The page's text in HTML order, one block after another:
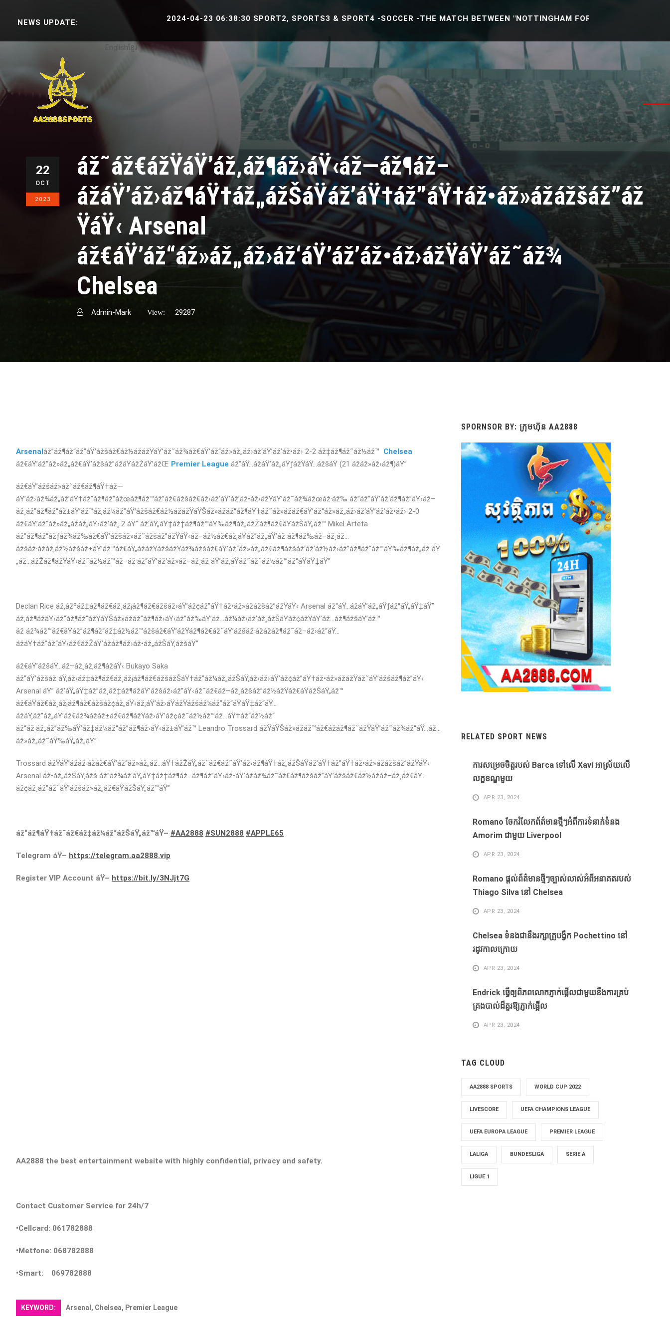
NEWS UPDATE: 2024-04-23 06:38:30 SPORT2, SPORTS3 & SPORT4 -SOCCER -THE MATCH BETWEEN "NOTTINGHAM FOREST U21 -VS- READING
Englishខ្មែរ
22
OCT
2023
áž˜áž€ážŸáŸ’áž‚áž¶áž›áŸ‹áž—áž¶áž–
ážáŸ’áž›áž¶áŸ†áž„ážŠáŸáž’áŸ†áž”áŸ†áž•áž»ážážšáž”áž
ŸáŸ‹ Arsenal
áž€áŸ’áž“áž»áž„áž›áž‘áŸ’áž’áž•áž›ážŸáŸ’áž˜áž¾
Chelsea
Admin-Mark View: 29287
Arsenaláž”áž¶áž“áž”áŸ’ážšáž€áž½ážážŸáŸ’áž˜áž¾áž€áŸ’áž“áž»áž„áž›áž‘áŸ’áž’áž•áž› 2-2 áž‡áž¶áž˜áž½áž™ Chelsea
áž€áŸ’áž“áž»áž„áž€áŸ’ážšáž”ážáŸážŽáŸ’ážŒ Premier League áž“áŸ…ážáŸ’áž„áŸƒážŸáŸ…ážšáŸ (21 ážáž»áž›áž¶)áŸ”
áž€áŸ’ážšáž»áž˜áž€áž¶áŸ†áž—
áŸ’áž›áž¾áž„áž’áŸ†áž”áž¶áž“ážœáž¶áž™áž”áž€ážšáž€áž›áž‘áŸ’áž’áž•áž›ážŸáŸ’áž˜áž¾ážœáž·áž‰ áž”áž“áŸ’áž‘áž¶áž”áŸ‹áž–
áž¸áž”áž¶áž“áž±áŸ’áž™áž‚áž¼áž”áŸ’ážšáž€áž½ážážŸáŸŠáž»ážáž“áž¶áŸ†áž˜áž»ážáž€áŸ’áž“áž»áž„áž›áž‘áŸ’áž’áž•áž› 2-0
áž€áŸ’áž“áž»áž„ážáž„áŸ‹áž‘áž¸ 2 áŸ” áž‘áŸ„áŸ‡áž‡áž¶áž™áŸ‰áž¶áž„ážŽáž¶áž€áŸážŠáŸ„áž™ Mikel Arteta
áž”áž¶áž“ážƒáž¾áž‰áž€áŸ’ážšáž»áž˜ážšáž”ážŸáŸ‹áž–áž½áž€áž‚áŸáž”áž„áŸ’áž áž¶áž‰áž–áž¸áž…
ážšáž·ážáž‚áž½ážšáž±áŸ’áž™áž€áŸ„ážážŸážšážŸáž¾ážšáž€áŸ’áž“áž»áž„áž€áž¶ážšáž‘áž‘áž½áž›áž”áž¶áž“áž™áŸ‰áž¶áž„áž áŸ
„áž…ážŽáž¶ážŸáŸ‹áž˜áž½áž™áž–áž·áž“áŸ’áž‘áž»áž–áž¸áž áŸ’áž‚áŸáž˜áž˜áž½áž™áž“áŸáŸ‡áŸ”
Declan Rice áž‚ážºáž‡áž¶áž€áž¸áž¡áž¶áž€ážšáž›áŸ’áž¢áž”áŸ†áž•áž»ážážšáž”ážŸáŸ‹ Arsenal áž“áŸ…ážáŸ’áž„áŸƒáž“áŸ„áŸ‡áŸ”
áž‚áž¶ážáŸ‹áž”áž¶áž“ážŸáŸŠáž»ážáž”áž¶áž›áŸ‹áž”áž‰áŸ’áž…áž¼áž›áž‘áž¸ážŠáŸáž¢ážŸáŸ’áž…áž¶ážšáŸ’áž™
áž áž¾áž™áž€áŸáž”áž¶áž“áž‡áž½áž™ážšáž€áŸ’ážŸáž¶áž€áž˜áŸ’ážšáž·ážážáž¶áž˜áž–áž›áž“áŸ…
ážáŸ†áž”áž“áŸ‹áž€ážŽáŸ’ážáž¶áž›áž•áž„ážŠáŸ‚ážšáŸ”
áž€áŸ’ážšáŸ…áž–áž¸áž‚áž¶ážáŸ‹ Bukayo Saka
áž”áŸ’ážšáž áŸ‚áž›áž‡áž¶áž€áž¸áž¡áž¶áž€ážšážŠáŸ†áž”áž¼áž„ážŠáŸ‚áž›áž›áŸ’áž¢áž”áŸ†áž•áž»ážážŸáž˜áŸ’ážšáž¶áž”áŸ‹
Arsenal áŸ” áž‘áŸ„áŸ‡áž”áž¸áž‡áž¶ážáŸ’ážšáž›áž”áŸ‹áž˜áž€áž–áž¸ážšáž”áž½ážŸáž€áŸážŠáŸ„áž™
áž€áŸáž€áž¸áž¡áž¶áž€ážšáž¢áž„áŸ‹áž‚áŸ’áž›áŸážŸážšáž¼áž”áž“áŸáŸ‡áž“áŸ…
ážáŸ‚áž”áž„áŸ’áž€áž¾ážáž±áž€áž¶ážŸáž›áŸ’áž¢áž˜áž½áž™áž…áŸ†áž“áž½áž“
áž“áž·áž„áž”áž‰áŸ’áž‡áž¼áž“áž”áž¶áž›áŸ‹áž±áŸ’áž™ Leandro Trossard ážŸáŸŠáž»ážáž™áž€ážáž¶áž˜ážŸáŸ’áž˜áž¾áž“áŸ…áž…
áž»áž„áž˜áŸ‰áŸ„áž„áŸ”
Trossard ážŸáŸ’ážáž·ážáž€áŸ’áž“áž»áž„áž…áŸ†ážŽáŸ„áž˜áž€áž˜áŸ’áž›áž¶áŸ†áž„ážŠáŸáž’áŸ†áž”áŸ†áž•áž»ážážšáž”ážŸáŸ‹
Arsenal áž•áž„ážŠáŸ‚ážš áž”áž¾áž‘áŸ„áŸ‡áž‡áž¶áž…áž¶áž”áŸ‹áž•áŸ’ážáž¾áž˜áž€áž¶ážšáž”áŸ’ážšáž€áž½ážáž–áž¸áž€áŸ…
áž¢áž¸áž”áž˜áŸ’ážšáž»áž„áž€áŸážŠáŸ„áž™áŸ”
áž“áž¶áŸ†áž˜áž€áž‡áž¼áž“ážŠáŸ„áž™áŸ– #AA2888 #SUN2888 #APPLE65
Telegram áŸ– https://telegram.aa2888.vip
Register VIP Account áŸ– https://bit.ly/3NJjt7G
AA2888 the best entertainment website with highly confidential, privacy and safety.
Contact Customer Service for 24h/7
•Cellcard: 061782888
•Metfone: 068782888
•Smart: 069782888
KEYWORD: Arsenal, Chelsea, Premier League
SPORNSOR BY: ក្រុមហ៊ុន AA2888
RELATED SPORT NEWS
ការសម្រេចចិត្តរបស់ Barca ទៅលើ Xavi អាស្រ័យលើ
លក្ខខណ្ឌមួយ
APR 23, 2024
Romano ចែករំលែកព័ត៌មានថ្មីៗអំពីការទំនាក់ទំនង
Amorim ជាមួយ Liverpool
APR 23, 2024
Romano ផ្តល់ព័ត៌មានថ្មីៗច្បាស់លាស់អំពីអនាគតរបស់
Thiago Silva នៅ Chelsea
APR 23, 2024
Chelsea ទំនងជានឹងរក្សាគ្រូបង្វឹក Pochettino នៅ
រដូវកាលក្រោយ
APR 23, 2024
Endrick ធ្វើឲ្យពិភពលោកភ្ញាក់ផ្អើលជាមួយនឹងការគ្រប់
គ្រងបាល់ដ៏គួរឱ្យភ្ញាក់ផ្អើល
APR 23, 2024
TAG CLOUD
AA2888 SPORTS WORLD CUP 2022
LIVESCORE UEFA CHAMPIONS LEAGUE
UEFA EUROPA LEAGUE PREMIER LEAGUE
LALIGA BUNDESLIGA SERIE A
LIGUE 1